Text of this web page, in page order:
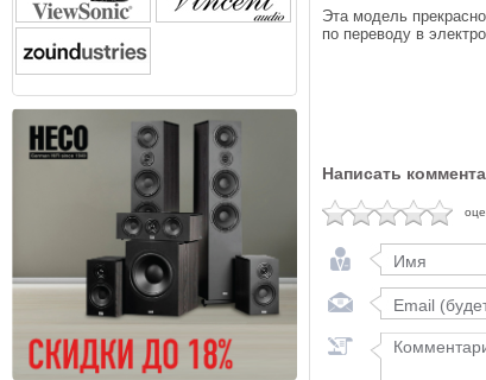
Эта модель
по переводу в
Написать